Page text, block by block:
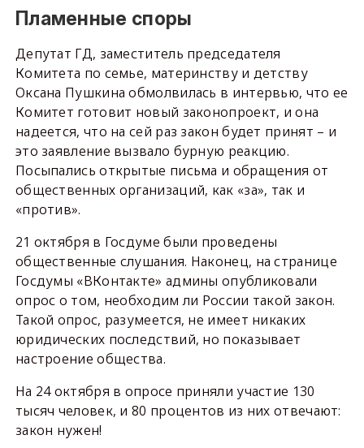
Пламенные споры
Депутат ГД, заместитель председателя
Комитета по семье, материнству и детству
Оксана Пушкина обмолвилась в интервью, что ее
Комитет готовит новый законопроект, и она
надеется, что на сей раз закон будет принят – и
это заявление вызвало бурную реакцию.
Посыпались открытые письма и обращения от
общественных организаций, как «за», так и
«против».
21 октября в Госдуме были проведены
общественные слушания. Наконец, на странице
Госдумы «ВКонтакте» админы опубликовали
опрос о том, необходим ли России такой закон.
Такой опрос, разумеется, не имеет никаких
юридических последствий, но показывает
настроение общества.
На 24 октября в опросе приняли участие 130
тысяч человек, и 80 процентов из них отвечают:
закон нужен!